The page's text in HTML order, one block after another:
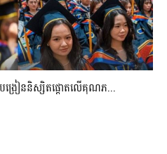
ង្រៀននិស្សិតផ្តោតលើគុណភ...